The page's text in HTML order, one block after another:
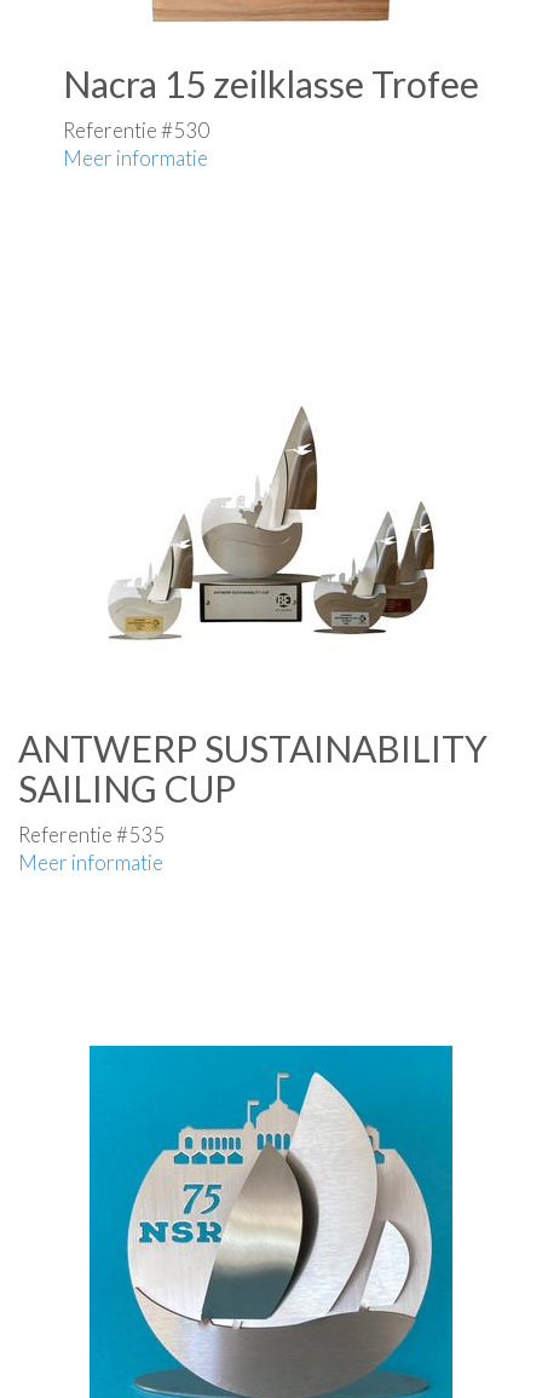
Nacra 15 zeilklasse Trofee
Referentie #530
Meer informatie
ANTWERP SUSTAINABILITY
SAILING CUP
Referentie #535
Meer informatie